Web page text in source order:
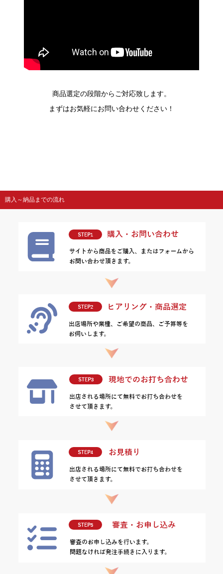
商品選定の段階からご対応致します。
まずはお気軽にお問い合わせください！
購入～納品までの流れ